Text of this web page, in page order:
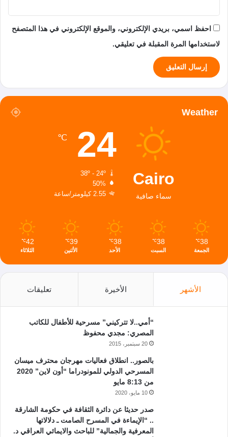
احفظ اسمي، بريدي الإلكتروني، والموقع الإلكتروني في هذا المتصفح
لاستخدامها المرة المقبلة في تعليقي.
Weather
Cairo
سماء صافية
24
℃
38º - 24º
50%
2.55 كيلومتر/ساعة
38
℃
الجمعة
38
℃
السبت
38
℃
الأحد
39
℃
الأثنين
42
℃
الثلاثاء
الأشهر الأخيرة تعليقات
“أمي..لا تتركيني” مسرحية للأطفال للكاتب
المصري: مجدي محفوظ
20 سبتمبر، 2015
بالصور.. انطلاق فعاليات مهرجان محترف ميسان
المسرحي الدولي للمونودراما “أون لاين” 2020
من 8:13 مايو
10 مايو، 2020
صدر حديثا عن دائرة الثقافة في حكومة الشارقة
.. “الإيماءة في المسرح الصامت ـ دلالاتها
المعرفية والجمالية” للباحث والايمائي العراقي د.